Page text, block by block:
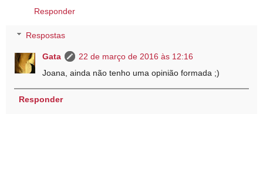
Responder
Respostas
Gata
22 de março de 2016 às 12:16
Joana, ainda não tenho uma opinião formada ;)
Responder